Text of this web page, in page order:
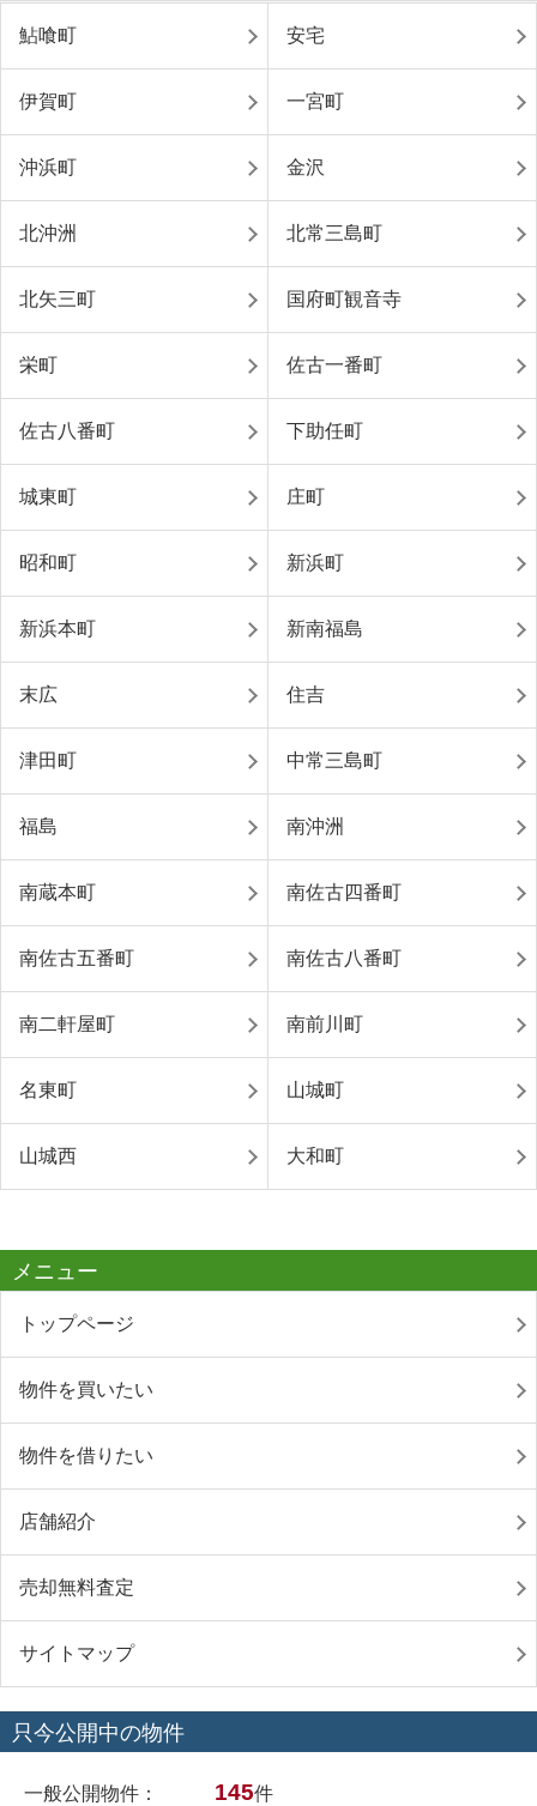
鮎喰町 安宅
伊賀町 一宮町
沖浜町 金沢
北沖洲 北常三島町
北矢三町 国府町観音寺
栄町 佐古一番町
佐古八番町 下助任町
城東町 庄町
昭和町 新浜町
新浜本町 新南福島
末広 住吉
津田町 中常三島町
福島 南沖洲
南蔵本町 南佐古四番町
南佐古五番町 南佐古八番町
南二軒屋町 南前川町
名東町 山城町
山城西 大和町
メニュー
トップページ
物件を買いたい
物件を借りたい
店舗紹介
売却無料査定
サイトマップ
只今公開中の物件
一般公開物件： 145件